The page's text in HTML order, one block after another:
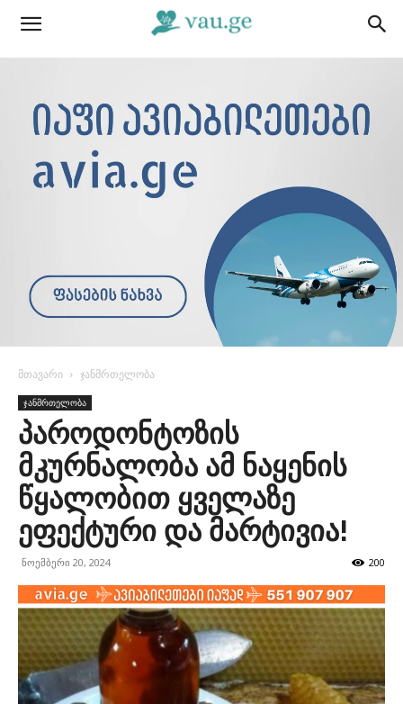
მთავარი ჯანმრთელობა
ჯანმრთელობა
პაროდონტოზის
მკურნალობა ამ ნაყენის
წყალობით ყველაზე
ეფექტური და მარტივია!
ნოემბერი 20, 2024 200